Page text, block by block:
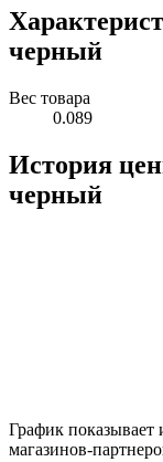
черный
Вес товара
0.089
История
черный
График
магазинов-